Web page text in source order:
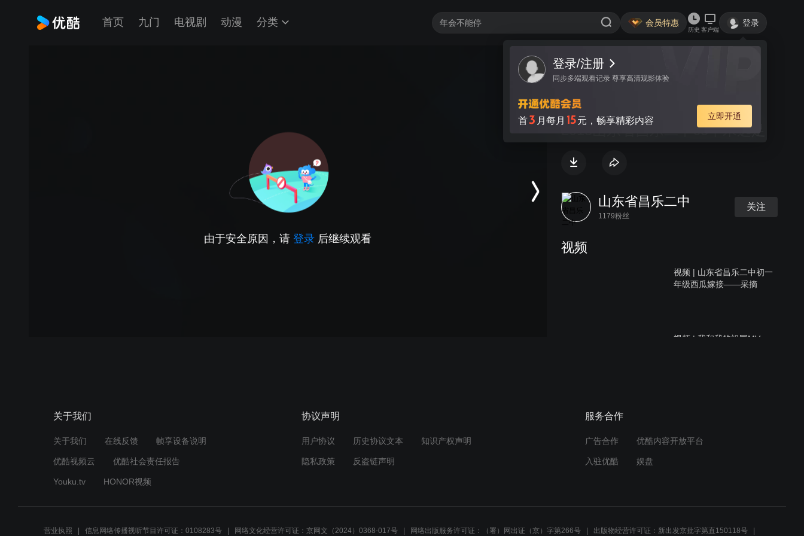
首页 九门 电视剧 动漫 分类 会员特惠
历史 客户端
登录
登录/注册
同步多端观看记录 尊享高清观影体验
首3 月每月 15元，畅享精彩内容 立即开通
由于安全原因，请 登录 后继续观看
视频 讨论
视频 | 逐梦青春 砥砺前行——
2018山东省昌乐二中65千米远足
山东省昌乐二中
1179粉丝
关注
视频
视频 | 山东省昌乐二中初一
年级西瓜嫁接——采摘
视频 | 我和我的祖国MV
关于我们
关于我们 在线反馈 帧享设备说明
优酷视频云 优酷社会责任报告
Youku.tv HONOR视频
协议声明
用户协议 历史协议文本 知识产权声明
隐私政策 反盗链声明
服务合作
广告合作 优酷内容开放平台
入驻优酷 娱盘
营业执照 信息网络传播视听节目许可证：0108283号 网络文化经营许可证：京网文（2024）0368-017号 网络出版服务许可证：（署）网出证（京）字第266号 出版物经营许可证：新出发京批字第直150118号